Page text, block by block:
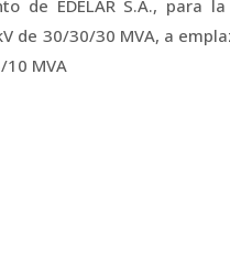
de EDELAR S.A.,
de 30/30/30 MVA, a
10 MVA